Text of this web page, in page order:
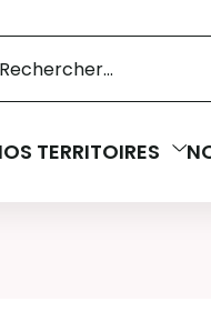
TERRITOIRES